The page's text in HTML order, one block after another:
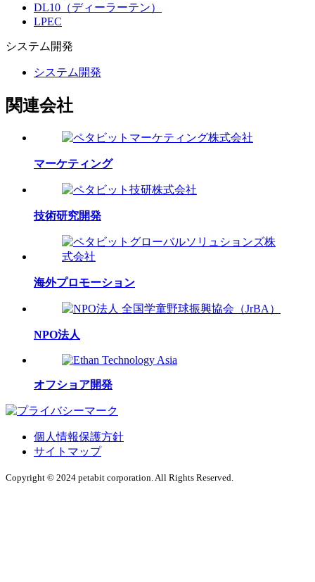
DL10（ディーラーテン）
LPEC
システム 開発
システム開発
関連会社
マーケティング
技術研究開発
海外プロモーション
NPO法人
オフショア開発
個人情報保護方針
サイトマップ
Copyright © 2024 petabit corporation. All Rights Reserved.